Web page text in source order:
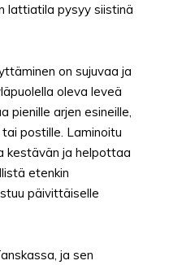
lattiatila pysyy siistinä
on sujuvaa ja
oleva leveä
pienille arjen esineille,
postille. Laminoitu
kestävän ja helpottaa
etenkin
päivittäiselle
ja sen